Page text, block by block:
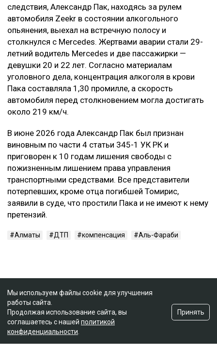
следствия, Александр Пак, находясь за рулем
автомобиля Zeekr в состоянии алкогольного
опьянения, выехал на встречную полосу и
столкнулся с Mercedes. Жертвами аварии стали 29-
летний водитель Mercedes и две пассажирки —
девушки 20 и 22 лет. Согласно материалам
уголовного дела, концентрация алкоголя в крови
Пака составляла 1,30 промилле, а скорость
автомобиля перед столкновением могла достигать
около 219 км/ч.
В июне 2026 года Александр Пак был признан
виновным по части 4 статьи 345-1 УК РК и
приговорен к 10 годам лишения свободы с
пожизненным лишением права управления
транспортными средствами. Все представители
потерпевших, кроме отца погибшей Томирис,
заявили в суде, что простили Пака и не имеют к нему
претензий.
Алматы ДТП компенсация Аль-Фараби
Мы используем файлы cookie для улучшения
работы сайта.
Продолжая использование сайта, вы
соглашаетесь с нашей политикой
конфиденциальности
Принять